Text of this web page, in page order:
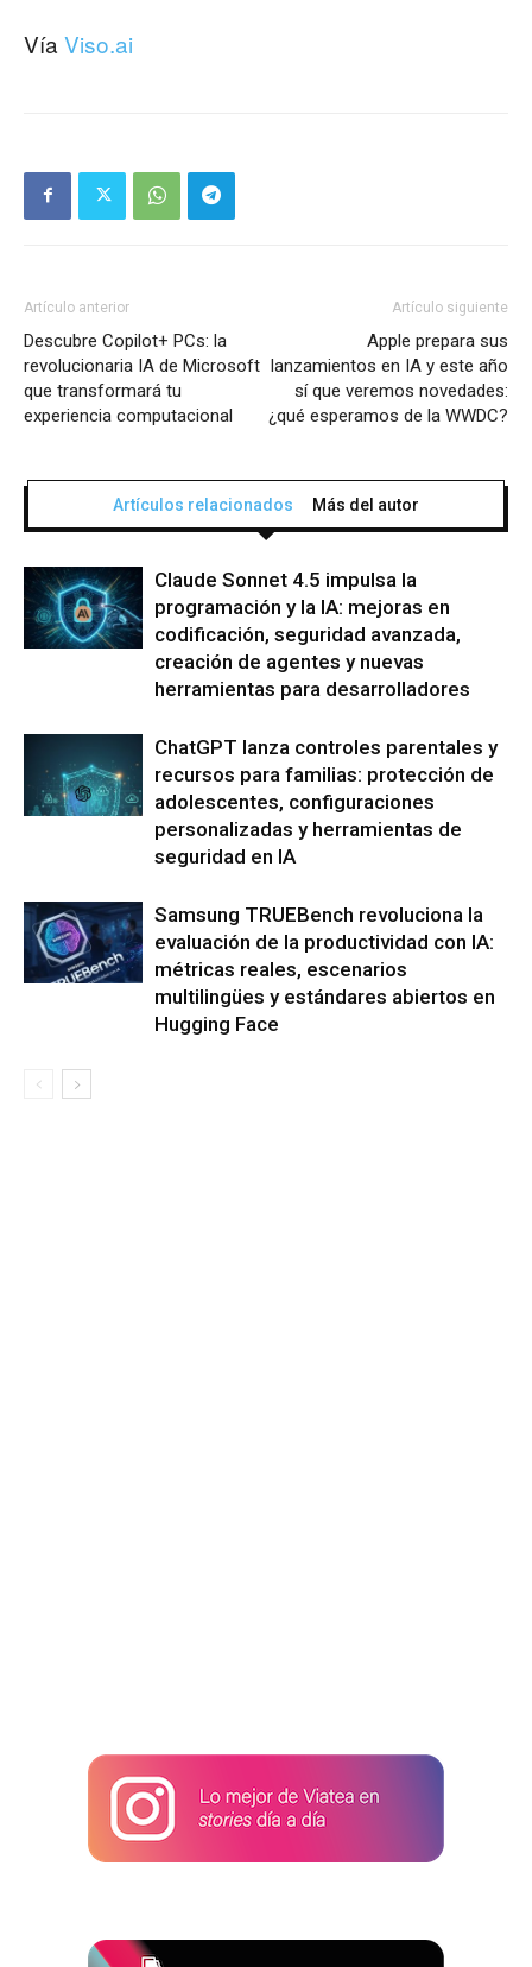
Vía Viso.ai
Artículo anterior
Descubre Copilot+ PCs: la
revolucionaria IA de Microsoft
que transformará tu
experiencia computacional
Artículo siguiente
Apple prepara sus
lanzamientos en IA y este año
sí que veremos novedades:
¿qué esperamos de la WWDC?
Artículos relacionados Más del autor
Claude Sonnet 4.5 impulsa la
programación y la IA: mejoras en
codificación, seguridad avanzada,
creación de agentes y nuevas
herramientas para desarrolladores
ChatGPT lanza controles parentales y
recursos para familias: protección de
adolescentes, configuraciones
personalizadas y herramientas de
seguridad en IA
Samsung TRUEBench revoluciona la
evaluación de la productividad con IA:
métricas reales, escenarios
multilingües y estándares abiertos en
Hugging Face